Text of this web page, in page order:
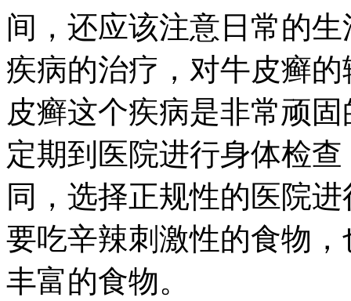
间，还应该注意日常的
疾病的治疗，对牛皮癣
皮癣这个疾病是非常顽
定期到医院进行身体检
同，选择正规性的医院
要吃辛辣刺激性的食物
丰富的食物。